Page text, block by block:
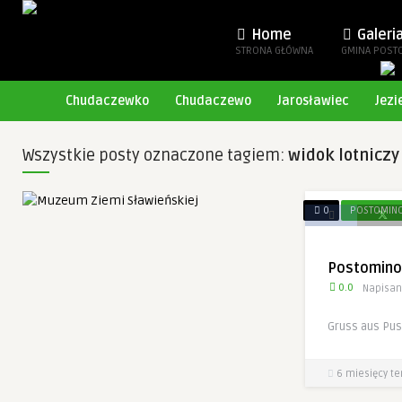
Home
STRONA GŁÓWNA
Galeria
GMINA
Chudaczewko Chudaczewo Jarosławiec
Wszystkie posty oznaczone tagiem: widok lotniczy
0
Postomino
0.0
Gruss aus
6 miesięcy